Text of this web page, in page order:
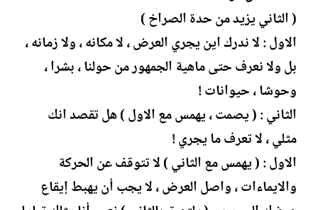
( الثاني يزيد من حدة الصراخ )
الاول : لا ندرك اين يجري العرض ، لا مكانه ، ولا زمانه ،
بل ولا نعرف حتى ماهية الجمهور من حولنا ، بشرا ،
وحوشا ، حيوانات !
الثاني : ( يصمت ، يهمس مع الاول ) هل تقصد انك
مثلي ، لا تعرف ما يجري !
الاول : ( يهمس مع الثاني ) لا تتوقف عن الحركة
والايماءات ، واصل العرض ، لا يجب أن يهبط إيقاع